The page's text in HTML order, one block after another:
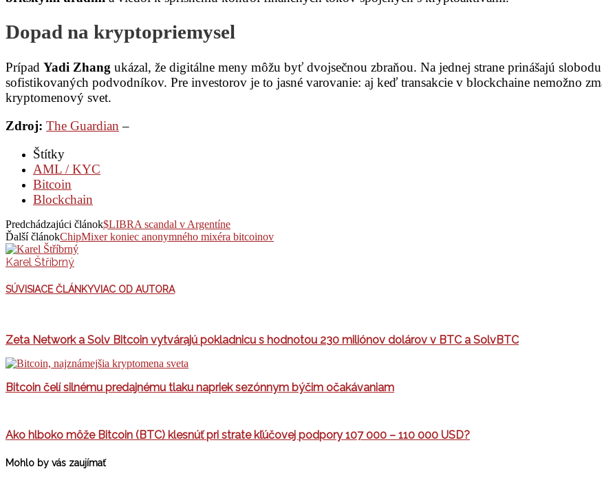
Dopad na kryptopriemysel
Prípad Yadi Zhang ukázal, že digitálne meny môžu byť dvojsečnou zbraňou. Na jednej strane prinášajú
sofistikovaných podvodníkov. Pre investorov je to jasné varovanie: aj keď transakcie v blockchaine nemožno
kryptomenový svet.
Zdroj: The Guardian –
Štítky
AML / KYC
Bitcoin
Blockchain
Predchádzajúci článok$LIBRA scandal v Argentíne
Ďalší článokChipMixer koniec anonymného mixéra bitcoinov
Karel Štříbrný
SÚVISIACE ČLÁNKYVIAC OD AUTORA
Zeta Network a Solv Bitcoin vytvárajú pokladnicu s hodnotou 230 miliónov dolárov v BTC a SolvBTC
Bitcoin čelí silnému predajnému tlaku napriek sezónnym býčim očakávaniam
Ako hlboko môže Bitcoin (BTC) klesnúť pri strate kľúčovej podpory 107 000 – 110 000 USD?
Mohlo by vás zaujímať